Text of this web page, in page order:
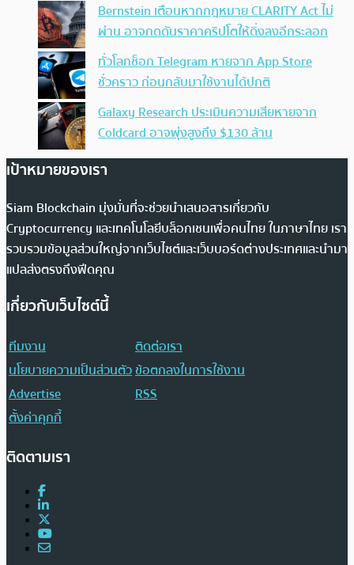
Bernstein เตือนหากกฎหมาย CLARITY Act ไม่
ผ่าน อาจกดดันราคาคริปโตให้ดิ่งลงอีกระลอก
ทั่วโลกช็อก Telegram หายจาก App Store
ชั่วคราว ก่อนกลับมาใช้งานได้ปกติ
Galaxy Research ประเมินความเสียหายจาก
Coldcard อาจพุ่งสูงถึง $130 ล้าน
เป้าหมายของเรา
Siam Blockchain มุ่งมั่นที่จะช่วยนำเสนอสารเกี่ยวกับ
Cryptocurrency และเทคโนโลยีบล็อกเชนเพื่อคนไทย ในภาษาไทย เรา
รวบรวมข้อมูลส่วนใหญ่จากเว็บไซต์และเว็บบอร์ดต่างประเทศและนำมา
แปลส่งตรงถึงฟีดคุณ
เกี่ยวกับเว็บไซต์นี้
ทีมงาน
ติดต่อเรา
นโยบายความเป็นส่วนตัวข้อตกลงในการใช้งาน
Advertise
RSS
ตั้งค่าคุกกี้
ติดตามเรา